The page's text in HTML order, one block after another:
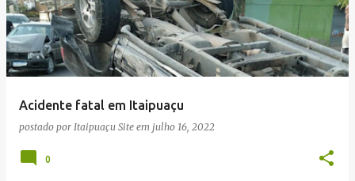
Acidente fatal em Itaipuaçu
postado por Itaipuaçu Site em julho 16, 2022
0